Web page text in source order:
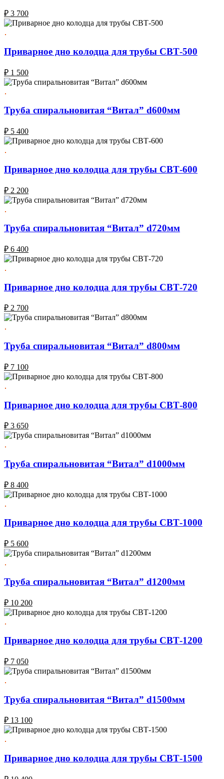
₽ 3 700
Приварное дно колодца для трубы СВТ-500
₽ 1 500
Труба спиральновитая “Витал” d600мм
₽ 5 400
Приварное дно колодца для трубы СВТ-600
₽ 2 200
Труба спиральновитая “Витал” d720мм
₽ 6 400
Приварное дно колодца для трубы СВТ-720
₽ 2 700
Труба спиральновитая “Витал” d800мм
₽ 7 100
Приварное дно колодца для трубы СВТ-800
₽ 3 650
Труба спиральновитая “Витал” d1000мм
₽ 8 400
Приварное дно колодца для трубы СВТ-1000
₽ 5 600
Труба спиральновитая “Витал” d1200мм
₽ 10 200
Приварное дно колодца для трубы СВТ-1200
₽ 7 050
Труба спиральновитая “Витал” d1500мм
₽ 13 100
Приварное дно колодца для трубы СВТ-1500